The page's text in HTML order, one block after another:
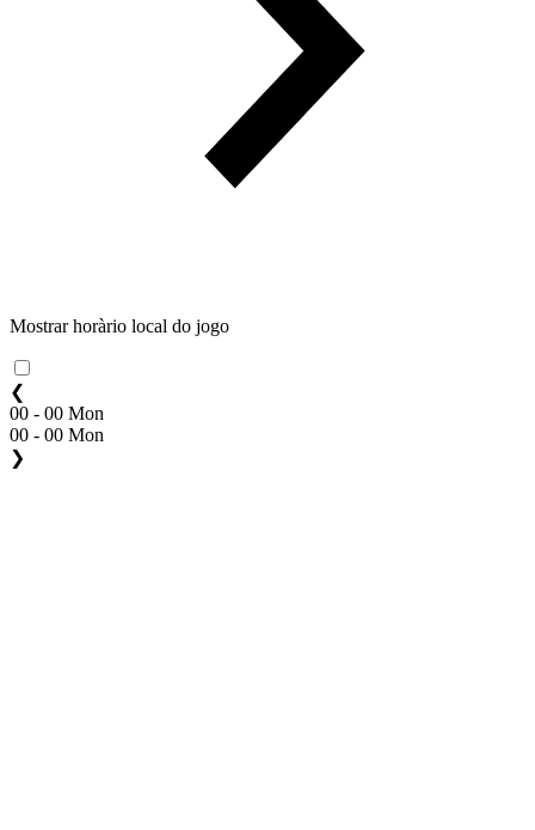
Mostrar horàrio local do jogo
❮
00 - 00 Mon
00 - 00 Mon
❯